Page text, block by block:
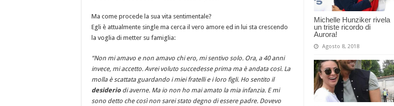
Michelle Hunziker rivela
un triste ricordo di
Aurora!
Agosto 8, 2018
Ma come procede la sua vita sentimentale?
Egli è attualmente single ma cerca il vero amore ed in lui sta crescendo
la voglia di metter su famiglia:
“Non mi amavo e non amavo chi ero, mi sentivo solo. Ora, a 40 anni
invece, mi accetto. Avrei voluto succedesse prima ma è andata così. La
molla è scattata guardando i miei fratelli e i loro figli. Ho sentito il
desideriodi averne. Ma io non ho mai amato la mia infanzia. E mi
sono detto che così non sarei stato degno di essere padre. Dovevo